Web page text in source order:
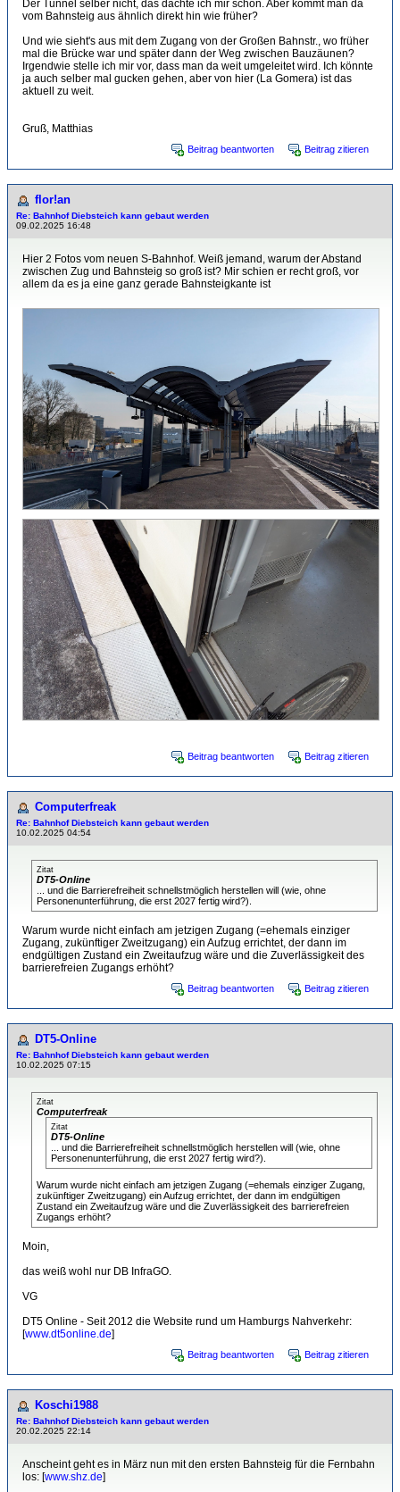
Der Tunnel selber nicht, das dachte ich mir schon. Aber kommt man da
vom Bahnsteig aus ähnlich direkt hin wie früher?
Und wie sieht's aus mit dem Zugang von der Großen Bahnstr., wo früher
mal die Brücke war und später dann der Weg zwischen Bauzäunen?
Irgendwie stelle ich mir vor, dass man da weit umgeleitet wird. Ich könnte
ja auch selber mal gucken gehen, aber von hier (La Gomera) ist das
aktuell zu weit.
Gruß, Matthias
Beitrag beantworten Beitrag zitieren
flor!an
Re: Bahnhof Diebsteich kann gebaut werden
09.02.2025 16:48
Hier 2 Fotos vom neuen S-Bahnhof. Weiß jemand, warum der Abstand
zwischen Zug und Bahnsteig so groß ist? Mir schien er recht groß, vor
allem da es ja eine ganz gerade Bahnsteigkante ist
Beitrag beantworten Beitrag zitieren
Computerfreak
Re: Bahnhof Diebsteich kann gebaut werden
10.02.2025 04:54
Zitat
DT5-Online
... und die Barrierefreiheit schnellstmöglich herstellen will (wie, ohne
Personenunterführung, die erst 2027 fertig wird?).
Warum wurde nicht einfach am jetzigen Zugang (=ehemals einziger
Zugang, zukünftiger Zweitzugang) ein Aufzug errichtet, der dann im
endgültigen Zustand ein Zweitaufzug wäre und die Zuverlässigkeit des
barrierefreien Zugangs erhöht?
Beitrag beantworten Beitrag zitieren
DT5-Online
Re: Bahnhof Diebsteich kann gebaut werden
10.02.2025 07:15
Zitat
Computerfreak
Zitat
DT5-Online
... und die Barrierefreiheit schnellstmöglich herstellen will (wie, ohne
Personenunterführung, die erst 2027 fertig wird?).
Warum wurde nicht einfach am jetzigen Zugang (=ehemals einziger Zugang,
zukünftiger Zweitzugang) ein Aufzug errichtet, der dann im endgültigen
Zustand ein Zweitaufzug wäre und die Zuverlässigkeit des barrierefreien
Zugangs erhöht?
Moin,
das weiß wohl nur DB InfraGO.
VG
DT5 Online - Seit 2012 die Website rund um Hamburgs Nahverkehr:
[www.dt5online.de]
Beitrag beantworten Beitrag zitieren
Koschi1988
Re: Bahnhof Diebsteich kann gebaut werden
20.02.2025 22:14
Anscheint geht es in März nun mit den ersten Bahnsteig für die Fernbahn
los: [www.shz.de]